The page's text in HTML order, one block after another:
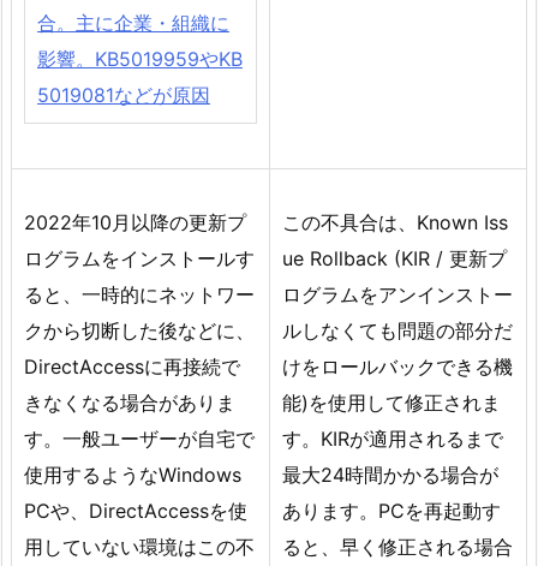
合。主に企業・組織に
影響。KB5019959やKB
5019081などが原因
2022年10月以降の更新プ
ログラムをインストールす
ると、一時的にネットワー
クから切断した後などに、
DirectAccessに再接続で
きなくなる場合がありま
す。一般ユーザーが自宅で
使用するようなWindows
PCや、DirectAccessを使
用していない環境はこの不
この不具合は、Known Iss
ue Rollback (KIR / 更新プ
ログラムをアンインストー
ルしなくても問題の部分だ
けをロールバックできる機
能)を使用して修正されま
す。KIRが適用されるまで
最大24時間かかる場合が
あります。PCを再起動す
ると、早く修正される場合